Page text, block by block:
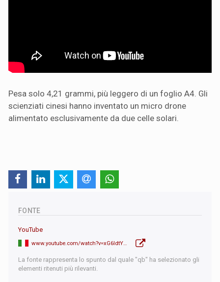
Pesa solo 4,21 grammi, più leggero di un foglio A4. Gli
scienziati cinesi hanno inventato un micro drone
alimentato esclusivamente da due celle solari.
FONTE
YouTube
La fonte rappresenta lo spunto dal quale "qb" ha selezionato gli
elementi ritenuti più rilevanti.